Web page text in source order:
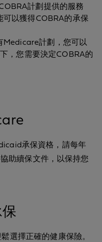
計劃提供的服務
可以獲得COBRA的承保
Medicare計劃，您可以
，您需要決定COBRA的
承保資格，請每年
助續保文件，以保持您
選擇正確的健康保險。